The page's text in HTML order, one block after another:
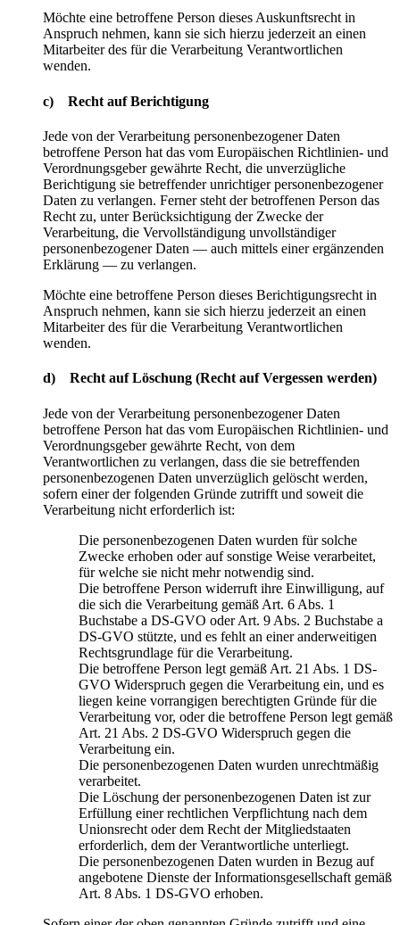
Möchte eine betroffene Person dieses Auskunftsrecht in
Anspruch nehmen, kann sie sich hierzu jederzeit an einen
Mitarbeiter des für die Verarbeitung Verantwortlichen
wenden.
c) Recht auf Berichtigung
Jede von der Verarbeitung personenbezogener Daten
betroffene Person hat das vom Europäischen Richtlinien- und
Verordnungsgeber gewährte Recht, die unverzügliche
Berichtigung sie betreffender unrichtiger personenbezogener
Daten zu verlangen. Ferner steht der betroffenen Person das
Recht zu, unter Berücksichtigung der Zwecke der
Verarbeitung, die Vervollständigung unvollständiger
personenbezogener Daten — auch mittels einer ergänzenden
Erklärung — zu verlangen.
Möchte eine betroffene Person dieses Berichtigungsrecht in
Anspruch nehmen, kann sie sich hierzu jederzeit an einen
Mitarbeiter des für die Verarbeitung Verantwortlichen
wenden.
d) Recht auf Löschung (Recht auf Vergessen werden)
Jede von der Verarbeitung personenbezogener Daten
betroffene Person hat das vom Europäischen Richtlinien- und
Verordnungsgeber gewährte Recht, von dem
Verantwortlichen zu verlangen, dass die sie betreffenden
personenbezogenen Daten unverzüglich gelöscht werden,
sofern einer der folgenden Gründe zutrifft und soweit die
Verarbeitung nicht erforderlich ist:
Die personenbezogenen Daten wurden für solche
Zwecke erhoben oder auf sonstige Weise verarbeitet,
für welche sie nicht mehr notwendig sind.
Die betroffene Person widerruft ihre Einwilligung, auf
die sich die Verarbeitung gemäß Art. 6 Abs. 1
Buchstabe a DS-GVO oder Art. 9 Abs. 2 Buchstabe a
DS-GVO stützte, und es fehlt an einer anderweitigen
Rechtsgrundlage für die Verarbeitung.
Die betroffene Person legt gemäß Art. 21 Abs. 1 DS-
GVO Widerspruch gegen die Verarbeitung ein, und es
liegen keine vorrangigen berechtigten Gründe für die
Verarbeitung vor, oder die betroffene Person legt gemäß
Art. 21 Abs. 2 DS-GVO Widerspruch gegen die
Verarbeitung ein.
Die personenbezogenen Daten wurden unrechtmäßig
verarbeitet.
Die Löschung der personenbezogenen Daten ist zur
Erfüllung einer rechtlichen Verpflichtung nach dem
Unionsrecht oder dem Recht der Mitgliedstaaten
erforderlich, dem der Verantwortliche unterliegt.
Die personenbezogenen Daten wurden in Bezug auf
angebotene Dienste der Informationsgesellschaft gemäß
Art. 8 Abs. 1 DS-GVO erhoben.